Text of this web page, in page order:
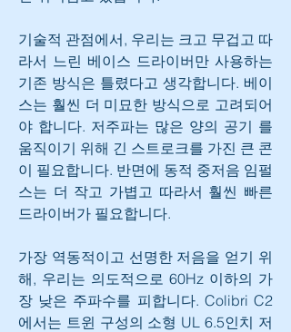
기술적 관점에서, 우리는 크고 무겁고 따
라서 느린 베이스 드라이버만 사용하는
기존 방식은 틀렸다고 생각합니다. 베이
스는 훨씬 더 미묘한 방식으로 고려되어
야 합니다. 저주파는 많은 양의 공기 를
움직이기 위해 긴 스트로크를 가진 큰 콘
이 필요합니다. 반면에 동적 중저음 임펄
스는 더 작고 가볍고 따라서 훨씬 빠른
드라이버가 필요합니다.
가장 역동적이고 선명한 저음을 얻기 위
해, 우리는 의도적으로 60Hz 이하의 가
장 낮은 주파수를 피합니다. Colibri C2
에서는 트윈 구성의 소형 UL 6.5인치 저